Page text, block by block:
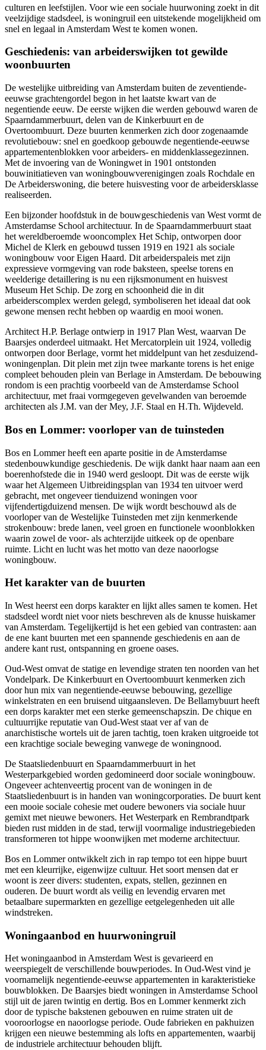
culturen en leefstijlen. Voor wie een sociale huurwoning zoekt in dit
veelzijdige stadsdeel, is woningruil een uitstekende mogelijkheid om
snel en legaal in Amsterdam West te komen wonen.
Geschiedenis: van arbeiderswijken tot gewilde
woonbuurten
De westelijke uitbreiding van Amsterdam buiten de zeventiende-
eeuwse grachtengordel begon in het laatste kwart van de
negentiende eeuw. De eerste wijken die werden gebouwd waren de
Spaarndammerbuurt, delen van de Kinkerbuurt en de
Overtoombuurt. Deze buurten kenmerken zich door zogenaamde
revolutiebouw: snel en goedkoop gebouwde negentiende-eeuwse
appartementenblokken voor arbeiders- en middenklassegezinnen.
Met de invoering van de Woningwet in 1901 ontstonden
bouwinitiatieven van woningbouwverenigingen zoals Rochdale en
De Arbeiderswoning, die betere huisvesting voor de arbeidersklasse
realiseerden.
Een bijzonder hoofdstuk in de bouwgeschiedenis van West vormt de
Amsterdamse School architectuur. In de Spaarndammerbuurt staat
het wereldberoemde wooncomplex Het Schip, ontworpen door
Michel de Klerk en gebouwd tussen 1919 en 1921 als sociale
woningbouw voorEigen Haard. Dit arbeiderspaleis met zijn
expressieve vormgeving van rode baksteen, speelse torens en
weelderige detaillering is nu een rijksmonument en huisvest
Museum Het Schip. De zorg en schoonheid die in dit
arbeiderscomplex werden gelegd, symboliseren het ideaal dat ook
gewone mensen recht hebben op waardig en mooi wonen.
Architect H.P. Berlage ontwierp in 1917 Plan West, waarvan De
Baarsjes onderdeel uitmaakt. Het Mercatorplein uit 1924, volledig
ontworpen door Berlage, vormt het middelpunt van het zesduizend-
woningenplan. Dit plein met zijn twee markante torens is het enige
compleet behouden plein van Berlage in Amsterdam. De bebouwing
rondom is een prachtig voorbeeld van de Amsterdamse School
architectuur, met fraai vormgegeven gevelwanden van beroemde
architecten als J.M. van der Mey, J.F. Staal en H.Th. Wijdeveld.
Bos en Lommer: voorloper van de tuinsteden
Bos en Lommer heeft een aparte positie in de Amsterdamse
stedenbouwkundige geschiedenis. De wijk dankt haar naam aan een
boerenhofstede die in 1940 werd gesloopt. Dit was de eerste wijk
waar het Algemeen Uitbreidingsplan van 1934 ten uitvoer werd
gebracht, met ongeveer tienduizend woningen voor
vijfendertigduizend mensen. De wijk wordt beschouwd als de
voorloper van de Westelijke Tuinsteden met zijn kenmerkende
strokenbouw: brede lanen, veel groen en functionele woonblokken
waarin zowel de voor- als achterzijde uitkeek op de openbare
ruimte. Licht en lucht was het motto van deze naoorlogse
woningbouw.
Het karakter van de buurten
In West heerst een dorps karakter en lijkt alles samen te komen. Het
stadsdeel wordt niet voor niets beschreven als de knusse huiskamer
van Amsterdam. Tegelijkertijd is het een gebied van contrasten: aan
de ene kant buurten met een spannende geschiedenis en aan de
andere kant rust, ontspanning en groene oases.
Oud-West omvat de statige en levendige straten ten noorden van het
Vondelpark. De Kinkerbuurt en Overtoombuurt kenmerken zich
door hun mix van negentiende-eeuwse bebouwing, gezellige
winkelstraten en een bruisend uitgaansleven. De Bellamybuurt heeft
een dorps karakter met een sterke gemeenschapszin. De chique en
cultuurrijke reputatie van Oud-West staat ver af van de
anarchistische wortels uit de jaren tachtig, toen kraken uitgroeide tot
een krachtige sociale beweging vanwege de woningnood.
De Staatsliedenbuurt en Spaarndammerbuurt in het
Westerparkgebied worden gedomineerd door sociale woningbouw.
Ongeveer achtenveertig procent van de woningen in de
Staatsliedenbuurt is in handen van woningcorporaties. De buurt kent
een mooie sociale cohesie met oudere bewoners via sociale huur
gemixt met nieuwe bewoners. Het Westerpark en Rembrandtpark
bieden rust midden in de stad, terwijl voormalige industriegebieden
transformeren tot hippe woonwijken met moderne architectuur.
Bos en Lommer ontwikkelt zich in rap tempo tot een hippe buurt
met een kleurrijke, eigenwijze cultuur. Het soort mensen dat er
woont is zeer divers: studenten, expats, stellen, gezinnen en
ouderen. De buurt wordt als veilig en levendig ervaren met
betaalbare supermarkten en gezellige eetgelegenheden uit alle
windstreken.
Woningaanbod en huurwoningruil
Het woningaanbod in Amsterdam West is gevarieerd en
weerspiegelt de verschillende bouwperiodes. In Oud-West vind je
voornamelijk negentiende-eeuwse appartementen in karakteristieke
bouwblokken. De Baarsjes biedt woningen in Amsterdamse School
stijl uit de jaren twintig en dertig. Bos en Lommer kenmerkt zich
door de typische bakstenen gebouwen en ruime straten uit de
vooroorlogse en naoorlogse periode. Oude fabrieken en pakhuizen
krijgen een nieuwe bestemming als lofts en appartementen, waarbij
de industriele architectuur behouden blijft.